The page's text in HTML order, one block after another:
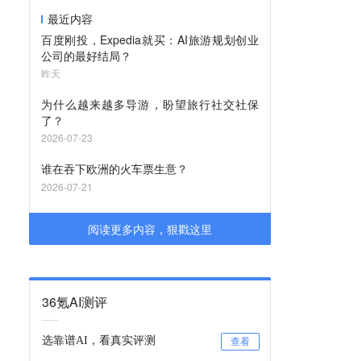
最近内容
百度刚投，Expedia就买：AI旅游规划创业
公司的最好结局？
昨天
为什么越来越多导游，盼望旅行社交社保
了？
2026-07-23
谁在吞下欧洲的火车票生意？
2026-07-21
阅读更多内容，狠戳这里
36氪AI测评
选靠谱AI，看真实评测 查看